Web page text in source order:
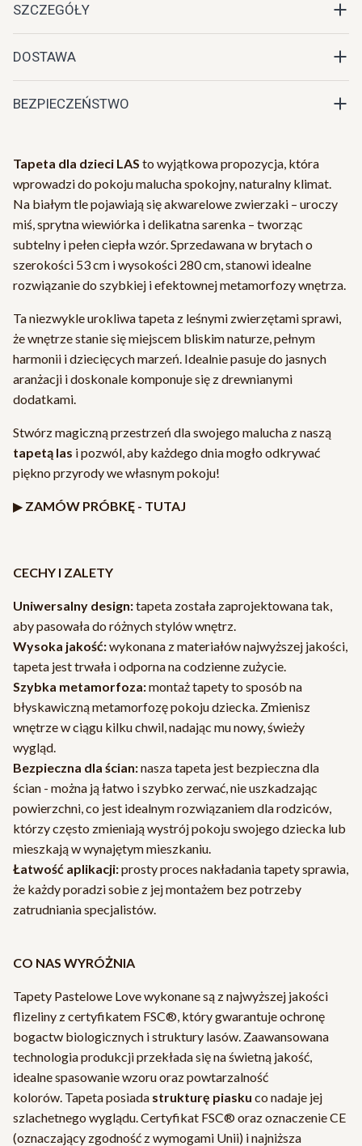
SZCZEGÓŁY
DOSTAWA
BEZPIECZEŃSTWO
Tapeta dla dzieci LAS to wyjątkowa propozycja, która
wprowadzi do pokoju malucha spokojny, naturalny klimat.
Na białym tle pojawiają się akwarelowe zwierzaki – uroczy
miś, sprytna wiewiórka i delikatna sarenka – tworząc
subtelny i pełen ciepła wzór. Sprzedawana w brytach o
szerokości 53 cm i wysokości 280 cm, stanowi idealne
rozwiązanie do szybkiej i efektownej metamorfozy wnętrza.
Ta niezwykle urokliwa tapeta z leśnymi zwierzętami sprawi,
że wnętrze stanie się miejscem bliskim naturze, pełnym
harmonii i dziecięcych marzeń. Idealnie pasuje do jasnych
aranżacji i doskonale komponuje się z drewnianymi
dodatkami.
Stwórz magiczną przestrzeń dla swojego malucha z naszą
tapetą las i pozwól, aby każdego dnia mogło odkrywać
piękno przyrody we własnym pokoju!
▶ ZAMÓW PRÓBKĘ - TUTAJ
CECHY I ZALETY
Uniwersalny design:tapeta została zaprojektowana tak,
aby pasowała do różnych stylów wnętrz.
Wysoka jakość:wykonana z materiałów najwyższej jakości,
tapeta jest trwała i odporna na codzienne zużycie.
Szybka metamorfoza:montaż tapety to sposób na
błyskawiczną metamorfozę pokoju dziecka. Zmienisz
wnętrze w ciągu kilku chwil, nadając mu nowy, świeży
wygląd.
Bezpieczna dla ścian:nasza tapeta jest bezpieczna dla
ścian - można ją łatwo i szybko zerwać, nie uszkadzając
powierzchni, co jest idealnym rozwiązaniem dla rodziców,
którzy często zmieniają wystrój pokoju swojego dziecka lub
mieszkają w wynajętym mieszkaniu.
Łatwość aplikacji:prosty proces nakładania tapety sprawia,
że każdy poradzi sobie z jej montażem bez potrzeby
zatrudniania specjalistów.
CO NAS WYRÓŻNIA
Tapety Pastelowe Love wykonane są z najwyższej jakości
flizeliny z certyfikatem FSC®, który gwarantuje ochronę
bogactw biologicznych i struktury lasów. Zaawansowana
technologia produkcji przekłada się na świetną jakość,
idealne spasowanie wzoru oraz powtarzalność
kolorów. Tapeta posiada strukturę piasku co nadaje jej
szlachetnego wyglądu. Certyfikat FSC® oraz oznaczenie CE
(oznaczający zgodność z wymogami Unii) i najniższa